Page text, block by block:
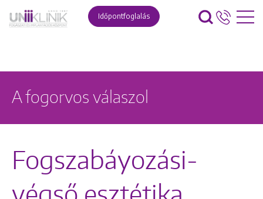
Időpontfoglalás
A fogorvos válaszol
Fogszabáyozási-